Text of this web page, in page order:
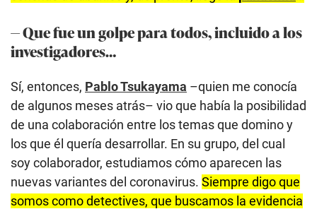
— Que fue un golpe para todos, incluido a los
investigadores…
Sí, entonces, Pablo Tsukayama –quien me conocía
de algunos meses atrás– vio que había la posibilidad
de una colaboración entre los temas que domino y
los que él quería desarrollar. En su grupo, del cual
soy colaborador, estudiamos cómo aparecen las
nuevas variantes del coronavirus. Siempre digo que
somos como detectives, que buscamos la evidencia